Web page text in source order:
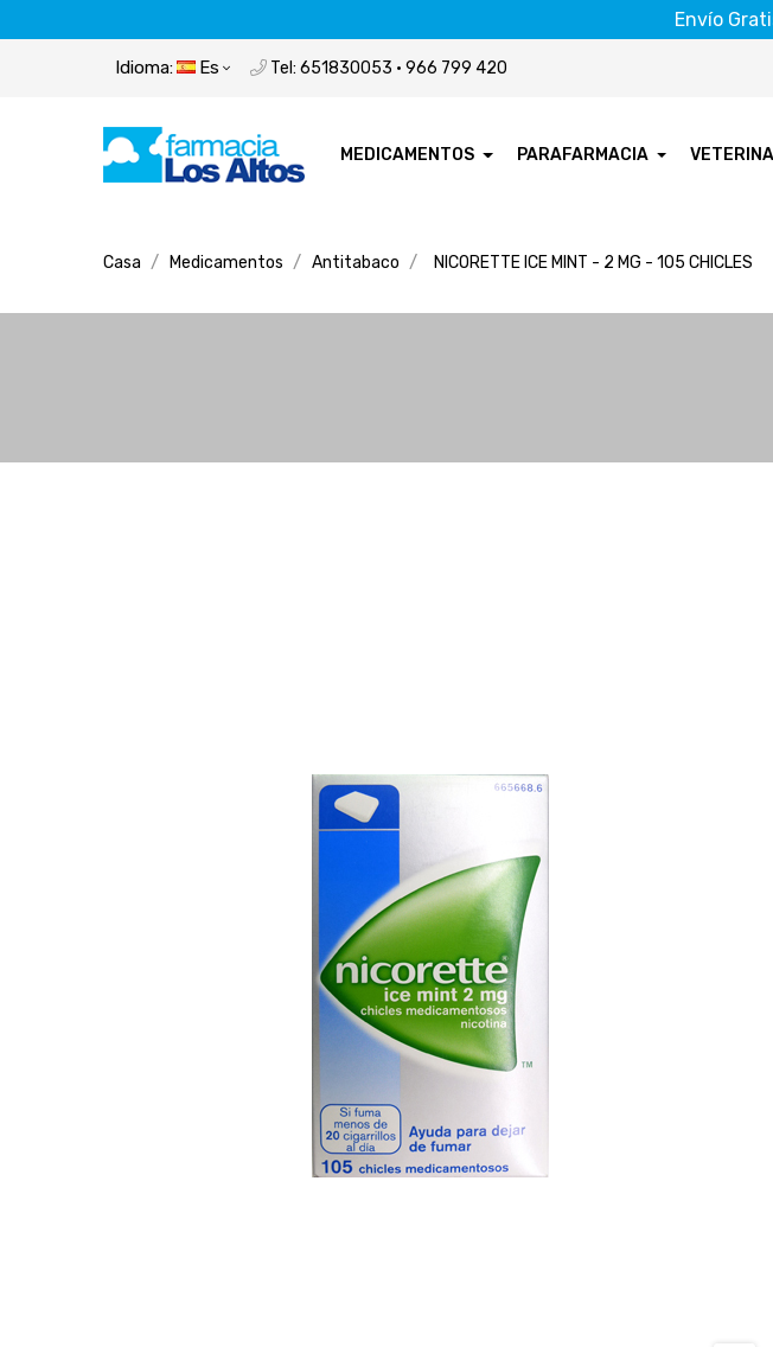
Envío
Idioma: Es Tel: 651830053 · 966 799 420
MEDICAMENTOS PARAFARMACIA
Casa Medicamentos Antitabaco NICORETTE ICE MINT - 2 MG - 105 CHICLES